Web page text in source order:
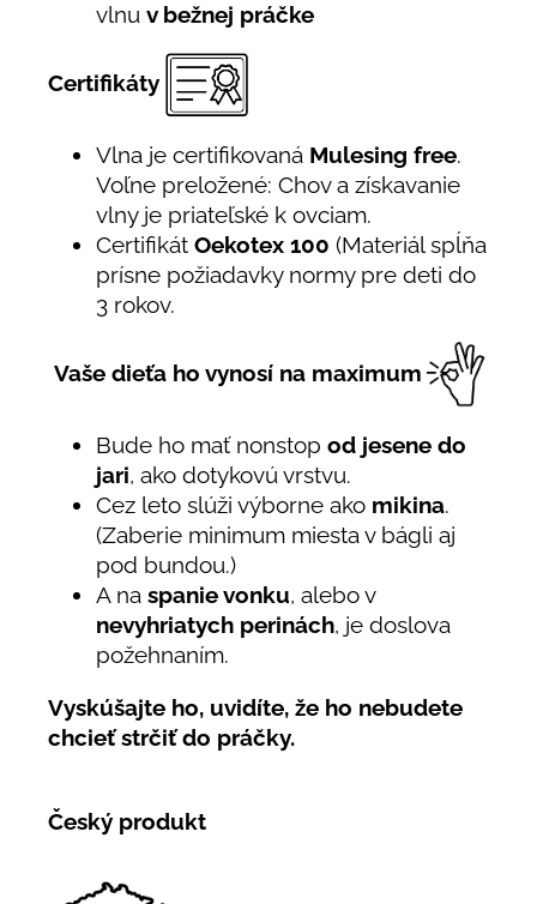
vlnu v bežnej práčke
Certifikáty
Vlna je certifikovaná Mulesing free.
Voľne preložené: Chov a získavanie
vlny je priateľské k ovciam.
Certifikát Oekotex 100 (Materiál spĺňa
prísne požiadavky normy pre deti do
3 rokov.
Vaše dieťa ho vynosí na maximum
Bude ho mať nonstop od jesene do
jari, ako dotykovú vrstvu.
Cez leto slúži výborne ako mikina.
(Zaberie minimum miesta v bágli aj
pod bundou.)
A na spanie vonku, alebo v
nevyhriatych perinách, je doslova
požehnaním.
Vyskúšajte ho, uvidíte, že ho nebudete
chcieť strčiť do práčky.
Český produkt